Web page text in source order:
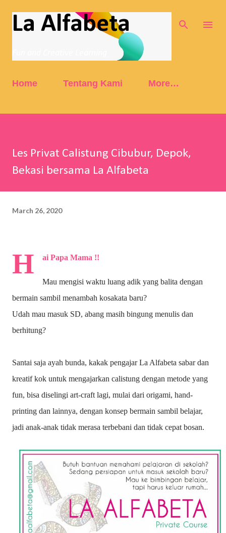
Skip to main content
La Alfabeta
Home Tentang Kami More…
Les Privat Calistung Cibubur, Depok,
Bekasi bersama La Alfabeta
March 26, 2020
H ai Papa Mama !!
Mau mengisi waktu luang adik yang balita dengan
bermain sambil menambah kosakata baru?
Udah mau masuk SD, abang masih bingung menulis dan
berhitung?
Santai saja ayah bunda, kakak pengajar La Alfabeta sabar dan
kreatif kok untuk mengajarkan calistung dengan metode yang
fun, bisa diselingi art-craft lagi, mulai dari origami, hand-
printing dan lainnya, dengan konsep bermain sambil belajar,
jadi anak-anak tidak merasa terbebani dan tidak cepat bosan.